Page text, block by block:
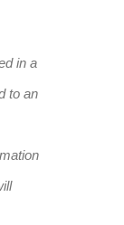
in a
to an